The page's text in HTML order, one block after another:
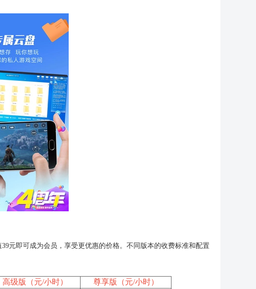
元即可成为会员，享受更优惠的价格。不同版本的收费标准和配置
高级版（元/小时） 尊享版（元/小时）